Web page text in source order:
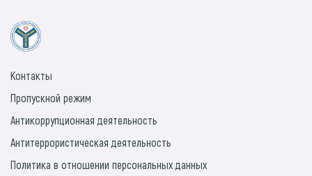
Контакты
Пропускной режим
Антикоррупционная деятельность
Антитеррористическая деятельность
Политика в отношении персональных данных